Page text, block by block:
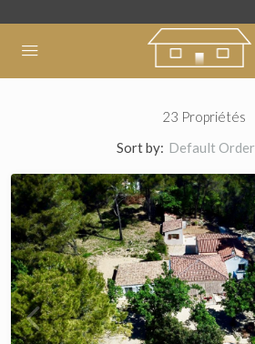
23 Propriétés
Sort by: Default Order